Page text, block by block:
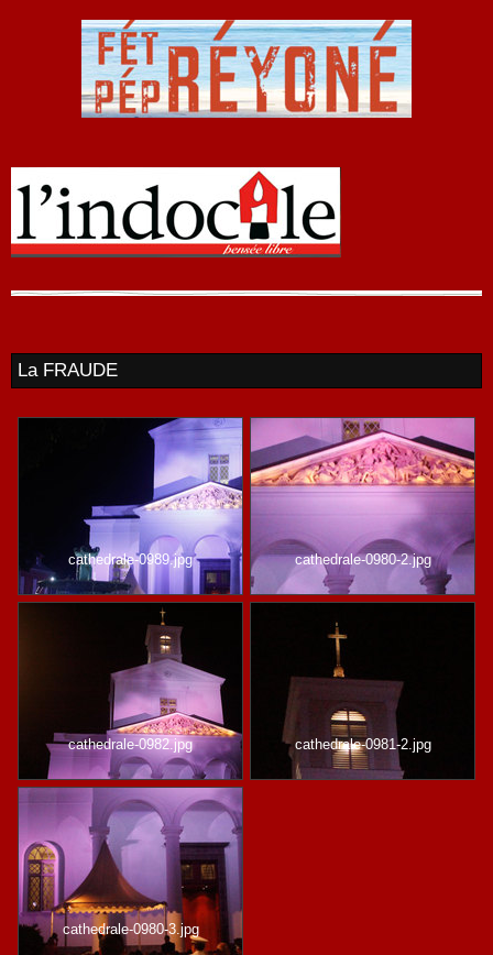
La FRAUDE
cathedrale-0989.jpg cathedrale-0980-2.jpg
cathedrale-0982.jpg cathedrale-0981-2.jpg
cathedrale-0980-3.jpg